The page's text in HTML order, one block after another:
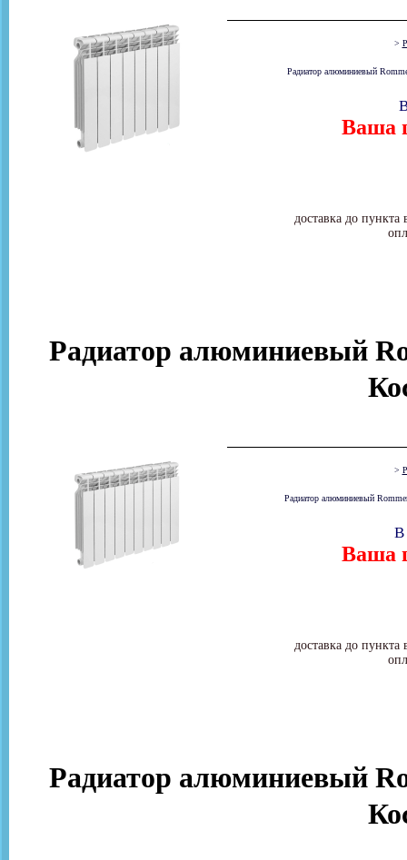
>
Радиатор алюминиевый
Ваша
доставка до
Радиатор алюминиевый
>
Радиатор алюминиевый
Ваша
доставка до
В
Радиатор алюминиевый